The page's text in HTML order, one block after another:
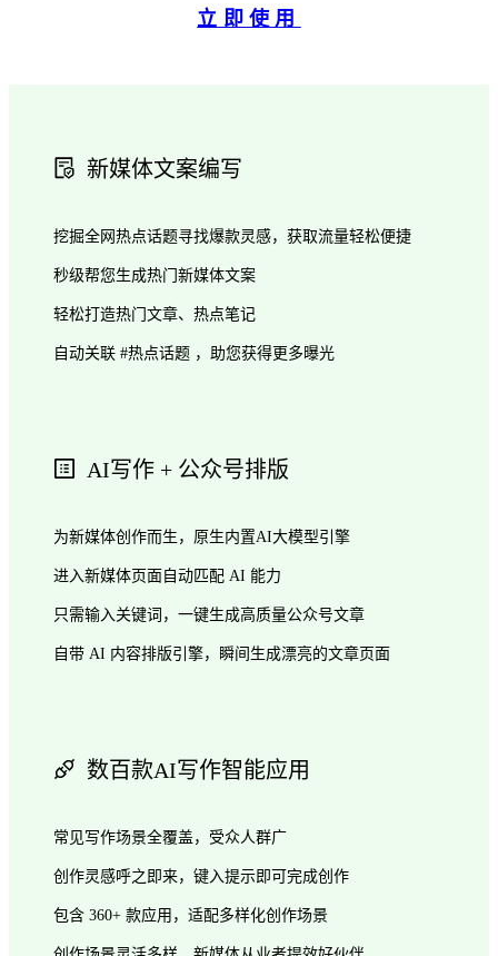
立即使用
新媒体文案编写
挖掘全网热点话题寻找爆款灵感，获取流量轻松便捷
秒级帮您生成热门新媒体文案
轻松打造热门文章、热点笔记
自动关联 #热点话题 ，助您获得更多曝光
AI写作 + 公众号排版
为新媒体创作而生，原生内置AI大模型引擎
进入新媒体页面自动匹配 AI 能力
只需输入关键词，一键生成高质量公众号文章
自带 AI 内容排版引擎，瞬间生成漂亮的文章页面
数百款AI写作智能应用
常见写作场景全覆盖，受众人群广
创作灵感呼之即来，键入提示即可完成创作
包含 360+ 款应用，适配多样化创作场景